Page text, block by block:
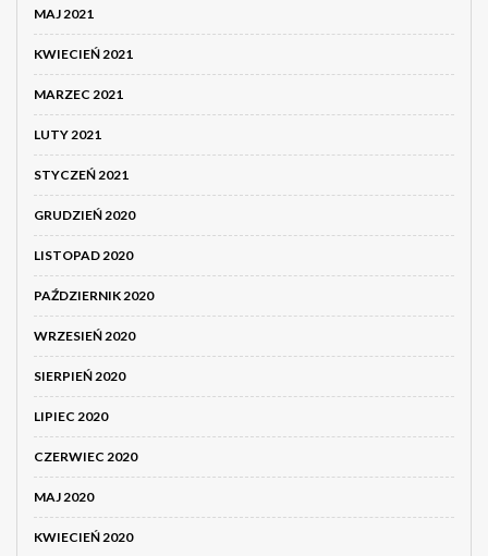
MAJ 2021
KWIECIEŃ 2021
MARZEC 2021
LUTY 2021
STYCZEŃ 2021
GRUDZIEŃ 2020
LISTOPAD 2020
PAŹDZIERNIK 2020
WRZESIEŃ 2020
SIERPIEŃ 2020
LIPIEC 2020
CZERWIEC 2020
MAJ 2020
KWIECIEŃ 2020